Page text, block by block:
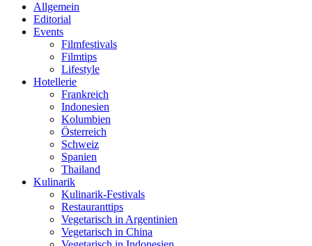
Allgemein
Editorial
Events
Filmfestivals
Filmtips
Lifestyle
Hotellerie
Frankreich
Indonesien
Kolumbien
Österreich
Schweiz
Spanien
Thailand
Kulinarik
Kulinarik-Festivals
Restauranttips
Vegetarisch in Argentinien
Vegetarisch in China